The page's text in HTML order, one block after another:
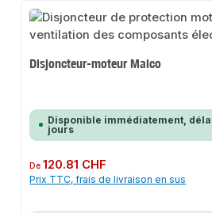
Disjoncteur-moteur Maico
Disponible immédiatement,
jours
Prix régulier :
De120.81 CHF
Prix TTC, frais de livraison en sus